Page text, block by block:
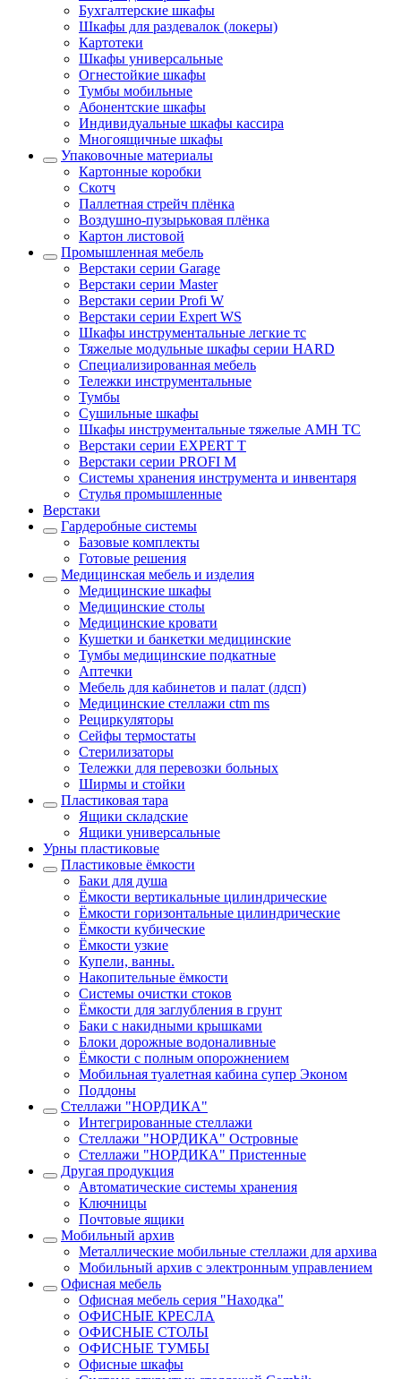
Бухгалтерские шкафы
Шкафы для раздевалок (локеры)
Картотеки
Шкафы универсальные
Огнестойкие шкафы
Тумбы мобильные
Абонентские шкафы
Индивидуальные шкафы кассира
Многоящичные шкафы
Упаковочные материалы
Картонные коробки
Скотч
Паллетная стрейч плёнка
Воздушно-пузырьковая плёнка
Картон листовой
Промышленная мебель
Верстаки серии Garage
Верстаки серии Master
Верстаки серии Profi W
Верстаки серии Expert WS
Шкафы инструментальные легкие тс
Тяжелые модульные шкафы серии HARD
Cпециализированная мебель
Тележки инструментальные
Тумбы
Cушильные шкафы
Шкафы инструментальные тяжелые AMH TC
Верстаки серии EXPERT T
Верстаки серии PROFI M
Системы хранения инструмента и инвентаря
Стулья промышленные
Верстаки
Гардеробные системы
Базовые комплекты
Готовые решения
Медицинская мебель и изделия
Медицинские шкафы
Медицинские столы
Медицинские кровати
Кушетки и банкетки медицинские
Тумбы медицинские подкатные
Аптечки
Мебель для кабинетов и палат (лдсп)
Медицинские стеллажи ctm ms
Рециркуляторы
Сейфы термостаты
Стерилизаторы
Тележки для перевозки больных
Ширмы и стойки
Пластиковая тара
Ящики складские
Ящики универсальные
Урны пластиковые
Пластиковые ёмкости
Баки для душа
Ёмкости вертикальные цилиндрические
Ёмкости горизонтальные цилиндрические
Ёмкости кубические
Ёмкости узкие
Купели, ванны.
Накопительные ёмкости
Системы очистки стоков
Ёмкости для заглубления в грунт
Баки с накидными крышками
Блоки дорожные водоналивные
Ёмкости с полным опорожнением
Мобильная туалетная кабина супер Эконом
Поддоны
Стеллажи "НОРДИКА"
Интегрированные стеллажи
Стеллажи "НОРДИКА" Островные
Стеллажи "НОРДИКА" Пристенные
Другая продукция
Автоматические системы хранения
Ключницы
Почтовые ящики
Мобильный архив
Металлические мобильные стеллажи для архива
Мобильный архив с электронным управлением
Офисная мебель
Офисная мебель серия "Находка"
ОФИСНЫЕ КРЕСЛА
ОФИСНЫЕ СТОЛЫ
ОФИСНЫЕ ТУМБЫ
Офисные шкафы